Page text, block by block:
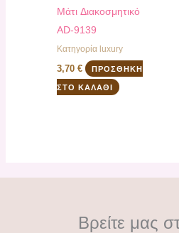
Μάτι Διακοσμητικό
AD-9139
Κατηγορία luxury
3,70€ ΠΡΟΣΘΉΚΗ
ΣΤΟ ΚΑΛΆΘΙ
Βρείτε μας